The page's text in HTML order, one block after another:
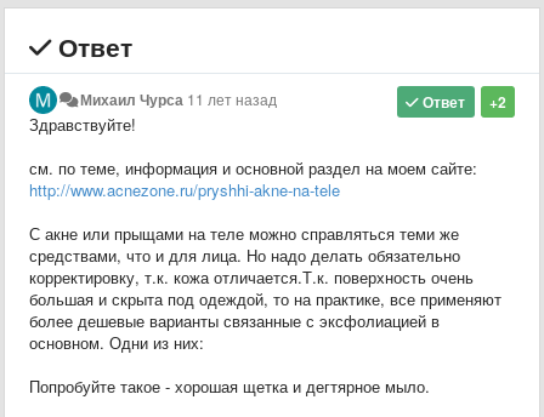
Ответ
+2
Ответ
Михаил Чурса 11 лет назад
Здравствуйте!
см. по теме, информация и основной раздел на моем сайте:
http://www.acnezone.ru/pryshhi-akne-na-tele
С акне или прыщами на теле можно справляться теми же
средствами, что и для лица. Но надо делать обязательно
корректировку, т.к. кожа отличается.Т.к. поверхность очень
большая и скрыта под одеждой, то на практике, все применяют
более дешевые варианты связанные с эксфолиацией в
основном. Одни из них:
Попробуйте такое - хорошая щетка и дегтярное мыло.